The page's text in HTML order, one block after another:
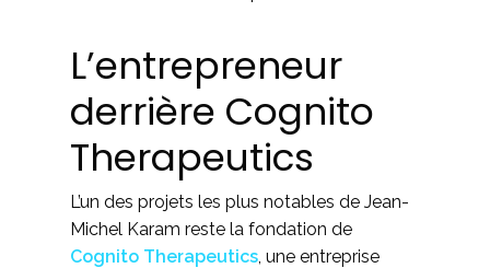
L’entrepreneur
derrière Cognito
Therapeutics
L’un des projets les plus notables de Jean-
Michel Karam reste la fondation de
Cognito Therapeutics , une entreprise